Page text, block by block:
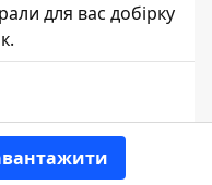
для вас добірку